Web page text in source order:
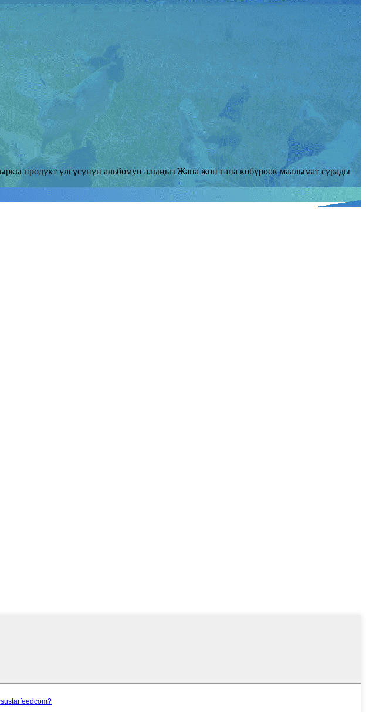
продукт үлгүсүнүн альбомун алыңыз Жана жөн гана көбүрөөк маалымат сурады